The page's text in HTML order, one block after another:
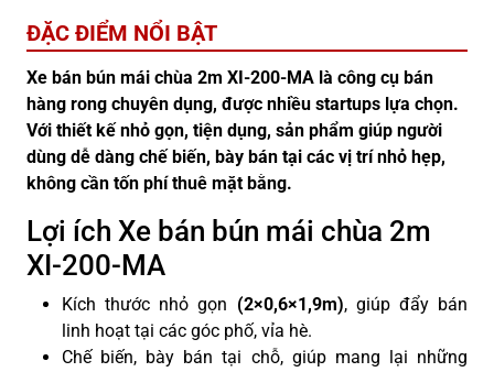
ĐẶC ĐIỂM NỔI BẬT
Xe bán bún mái chùa 2m XI-200-MA là công cụ bán
hàng rong chuyên dụng, được nhiều startups lựa chọn.
Với thiết kế nhỏ gọn, tiện dụng, sản phẩm giúp người
dùng dễ dàng chế biến, bày bán tại các vị trí nhỏ hẹp,
không cần tốn phí thuê mặt bằng.
Lợi ích Xe bán bún mái chùa 2m
XI-200-MA
Kích thước nhỏ gọn (2×0,6×1,9m), giúp đẩy bán
linh hoạt tại các góc phố, vỉa hè.
Chế biến, bày bán tại chỗ, giúp mang lại những